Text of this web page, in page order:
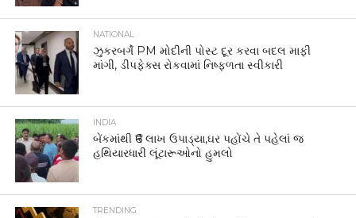
NATIONAL
ઝુકરબર્ગે PM મોદીની પોસ્ટ દૂર કરવા બદલ માફી
માંગી, ડીપફેક્સ રોકવામાં નિષ્ફળતા સ્વીકારી
INDIA
બેંકમાંથી ₹6 લાખ ઉપાડ્યા,ઘર પહોંચે તે પહેલાં જ
હથિયારધારી લૂંટારૂઓનો હુમલો
TRENDING